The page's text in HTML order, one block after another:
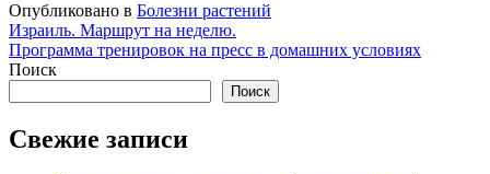
Опубликовано в Болезни растений
Навигация
по
Израиль. Маршрут на неделю.
Программа тренировок на пресс в домашних условиях
Поиск
Поиск
Свежие записи